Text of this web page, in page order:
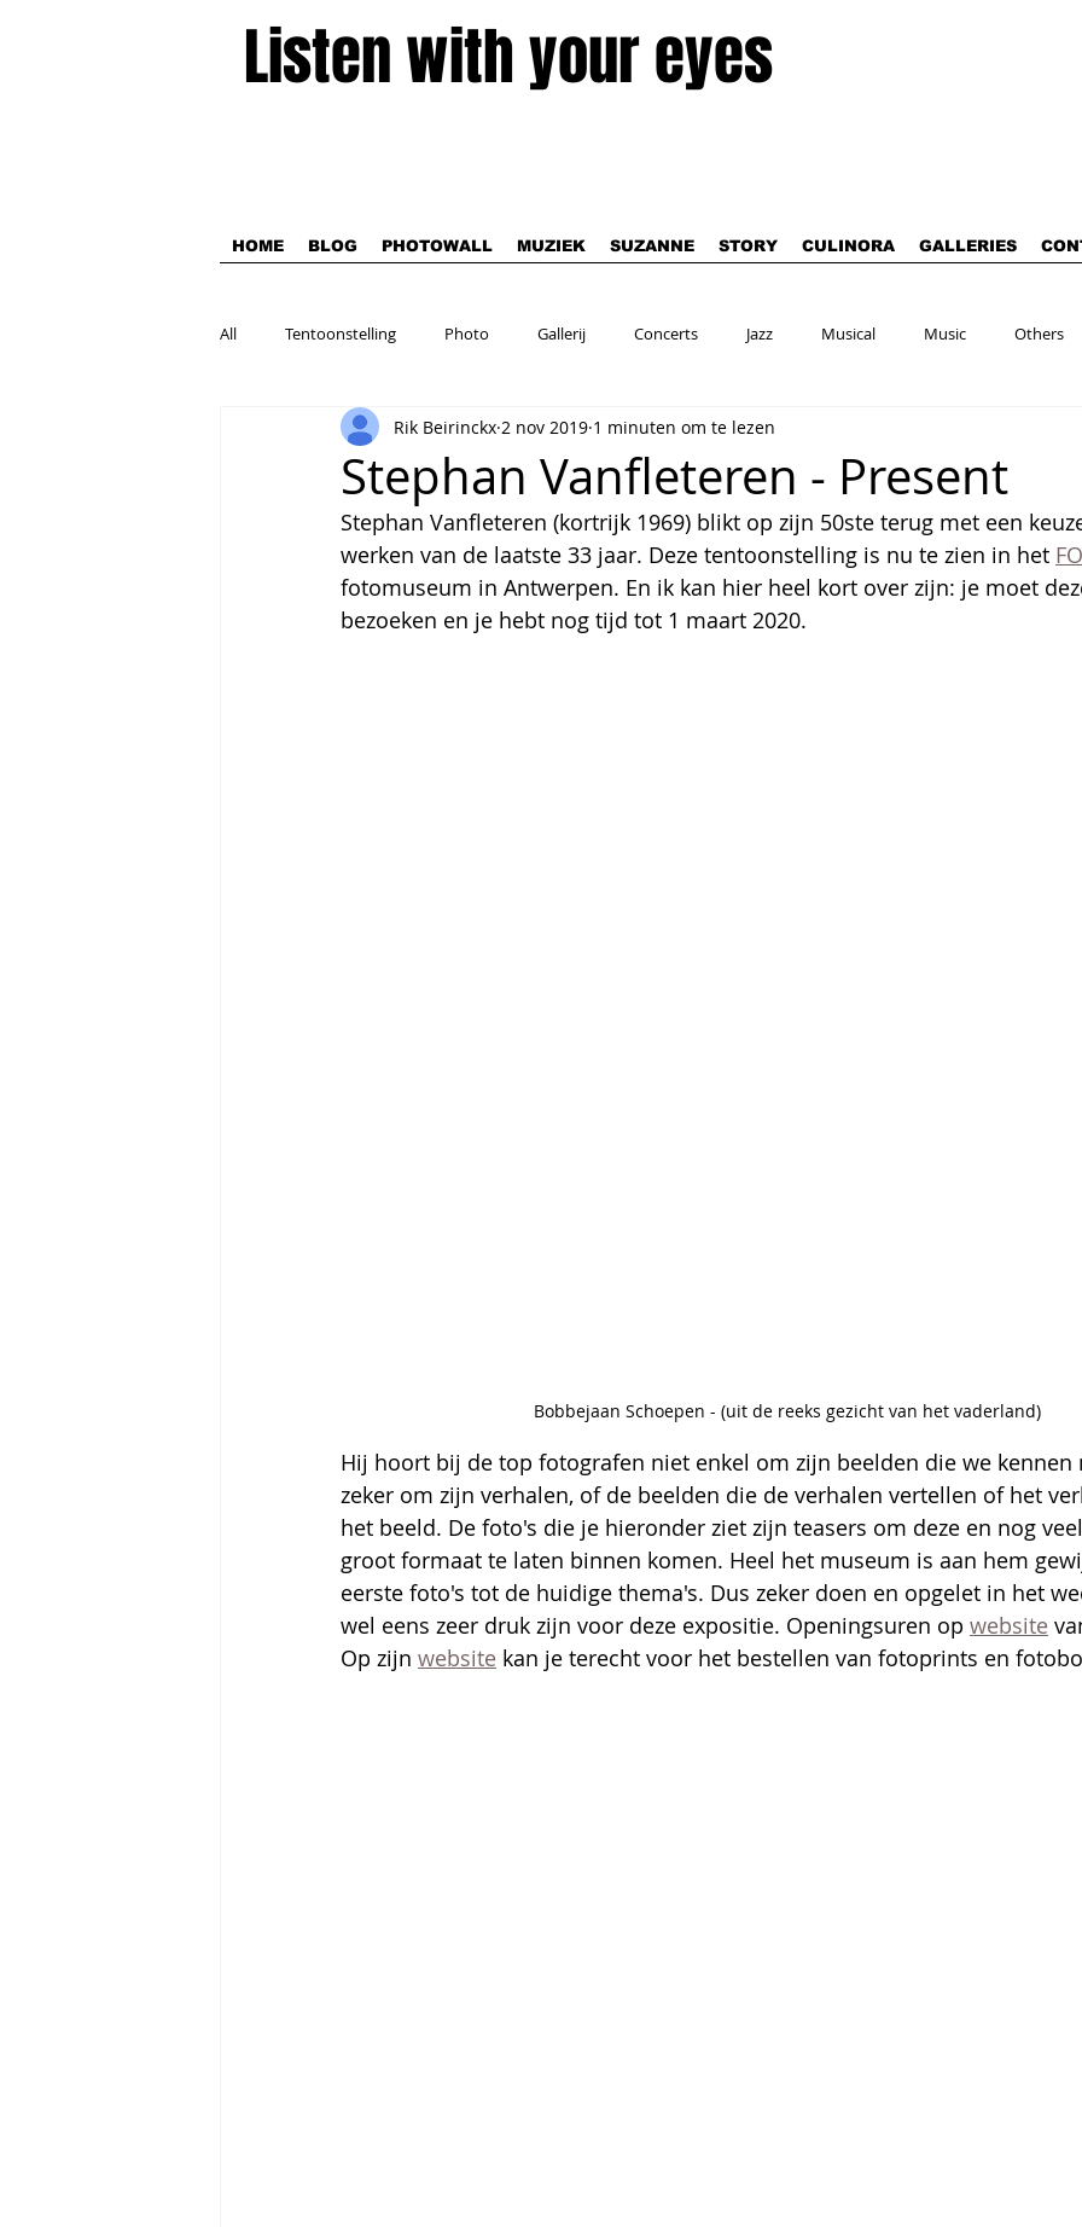
Listen with your eyes
HOME BLOG PHOTOWALL MUZIEK SUZANNE STORY CULINORA GALLERIES
All Tentoonstelling Photo Gallerij Concerts Jazz Musical Music Others
Stephan Vanfleteren - Present
Rik Beirinckx 2 nov 2019 1 minuten om te lezen
Stephan Vanfleteren (kortrijk 1969) blikt op zijn 50ste terug met een
werken van de laatste 33 jaar. Deze tentoonstelling is nu te zien in het
fotomuseum in Antwerpen. En ik kan hier heel kort over zijn: je moet
bezoeken en je hebt nog tijd tot 1 maart 2020.
Bobbejaan Schoepen - (uit de reeks gezicht van het vaderland)
Hij hoort bij de top fotografen niet enkel om zijn beelden die we kennen
zeker om zijn verhalen, of de beelden die de verhalen vertellen of het
het beeld. De foto's die je hieronder ziet zijn teasers om deze en nog
groot formaat te laten binnen komen. Heel het museum is aan hem
eerste foto's tot de huidige thema's. Dus zeker doen en opgelet in het
wel eens zeer druk zijn voor deze expositie. Openingsuren op website
Op zijn website kan je terecht voor het bestellen van fotoprints en